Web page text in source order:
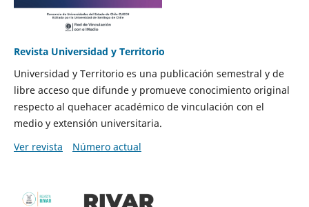
Revista Universidad y Territorio
Universidad y Territorio es una publicación semestral y de
libre acceso que difunde y promueve conocimiento original
respecto al quehacer académico de vinculación con el
medio y extensión universitaria.
Ver revista
Número actual